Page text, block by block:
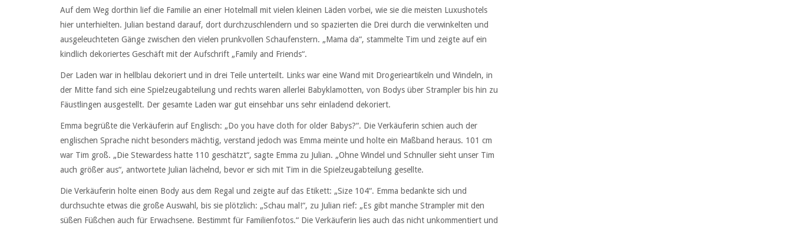
Auf dem Weg dorthin lief die Familie an einer Hotelmall mit vielen kleinen Läden vorbei, wie sie die meisten Luxushotels
hier unterhielten. Julian bestand darauf, dort durchzuschlendern und so spazierten die Drei durch die verwinkelten und
ausgeleuchteten Gänge zwischen den vielen prunkvollen Schaufenstern. „Mama da“, stammelte Tim und zeigte auf ein
kindlich dekoriertes Geschäft mit der Aufschrift „Family and Friends“.
Der Laden war in hellblau dekoriert und in drei Teile unterteilt. Links war eine Wand mit Drogerieartikeln und Windeln, in
der Mitte fand sich eine Spielzeugabteilung und rechts waren allerlei Babyklamotten, von Bodys über Strampler bis hin zu
Fäustlingen ausgestellt. Der gesamte Laden war gut einsehbar uns sehr einladend dekoriert.
Emma begrüßte die Verkäuferin auf Englisch: „Do you have cloth for older Babys?“. Die Verkäuferin schien auch der
englischen Sprache nicht besonders mächtig, verstand jedoch was Emma meinte und holte ein Maßband heraus. 101 cm
war Tim groß. „Die Stewardess hatte 110 geschätzt“, sagte Emma zu Julian. „Ohne Windel und Schnuller sieht unser Tim
auch größer aus“, antwortete Julian lächelnd, bevor er sich mit Tim in die Spielzeugabteilung gesellte.
Die Verkäuferin holte einen Body aus dem Regal und zeigte auf das Etikett: „Size 104“. Emma bedankte sich und
durchsuchte etwas die große Auswahl, bis sie plötzlich: „Schau mal!“, zu Julian rief: „Es gibt manche Strampler mit den
süßen Füßchen auch für Erwachsene. Bestimmt für Familienfotos.“ Die Verkäuferin lies auch das nicht unkommentiert und